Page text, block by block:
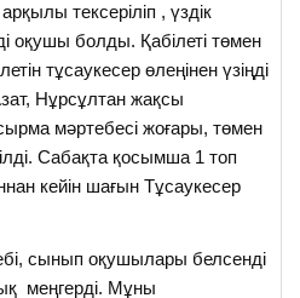
тексеріліп , үздік
оқушы болды. Қабілеті төмен
тұсаукесер өлеңінен үзіңді
Нұрсұлтан жақсы
мәртебесі жоғары, төмен
Сабақта қосымша 1 топ
кейін шағын Тұсаукесер
сынып оқушылары белсенді
меңгерді. Мұны